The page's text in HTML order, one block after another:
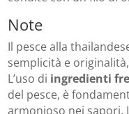
Note
Il pesce alla
semplicità e
L’uso di ingredienti
del pesce, è
armonioso nei sapori.